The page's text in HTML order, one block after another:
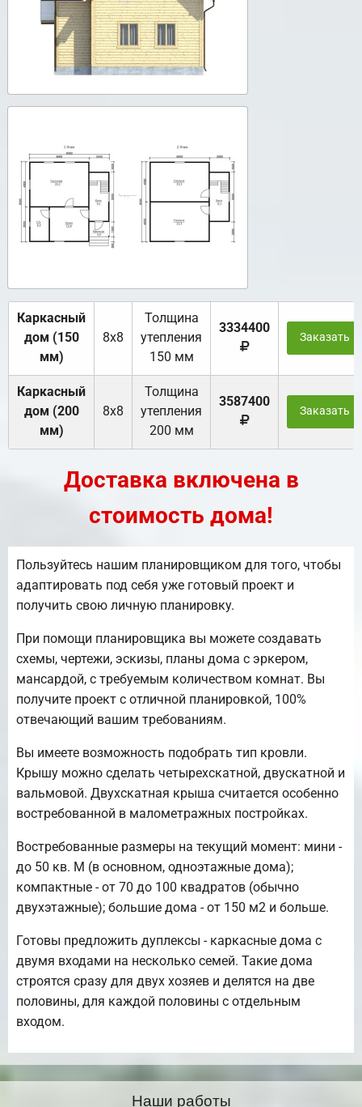
Каркасный
дом (150
мм)
8х8
Толщина
утепления
150 мм
3334400
Заказать
Каркасный
дом (200
мм)
8х8
Толщина
утепления
200 мм
3587400
Заказать
Доставка включена в
стоимость дома!
Пользуйтесь нашим планировщиком для того, чтобы
адаптировать под себя уже готовый проект и
получить свою личную планировку.
При помощи планировщика вы можете создавать
схемы, чертежи, эскизы, планы дома с эркером,
мансардой, с требуемым количеством комнат. Вы
получите проект с отличной планировкой, 100%
отвечающий вашим требованиям.
Вы имеете возможность подобрать тип кровли.
Крышу можно сделать четырехскатной, двускатной и
вальмовой. Двухскатная крыша считается особенно
востребованной в малометражных постройках.
Востребованные размеры на текущий момент: мини -
до 50 кв. М (в основном, одноэтажные дома);
компактные - от 70 до 100 квадратов (обычно
двухэтажные); большие дома - от 150 м2 и больше.
Готовы предложить дуплексы - каркасные дома с
двумя входами на несколько семей. Такие дома
строятся сразу для двух хозяев и делятся на две
половины, для каждой половины с отдельным
входом.
Наши работы